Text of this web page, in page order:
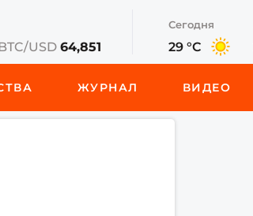
USD 64,851
Сегодня
29 °C
ЖУРНАЛ ВИДЕО